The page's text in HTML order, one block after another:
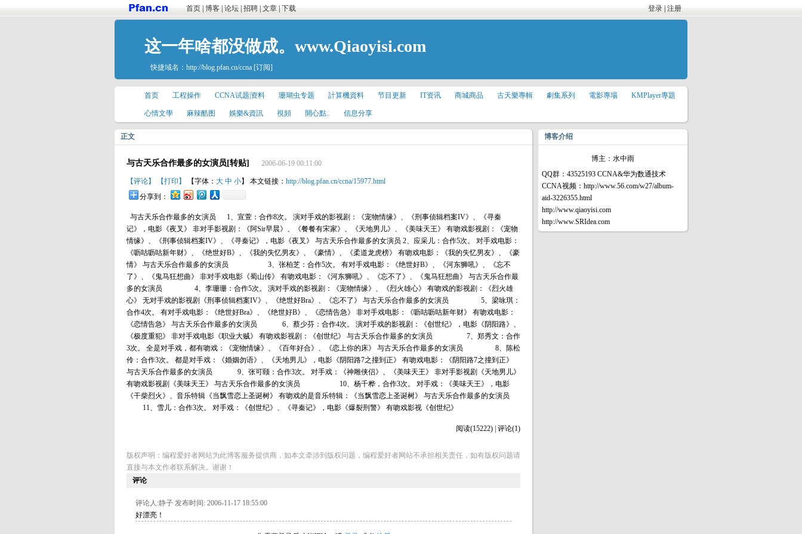
登录 注册
首页 博客 论坛 招聘 文章 下载
这一年啥都没做成。www.Qiaoyisi.com
快捷域名： http://blog.pfan.cn/ccna [订阅]
首页 工程操作 CCNA试题|资料 珊瑚虫专题 計算機資料 节目更新 IT资讯 商城商品 古天樂專輯 劇集系列 電影專場 KMPlayer專題
心情文學 麻辣酷图 娛樂&資訊 視頻 開心點.. 信息分享
博客介绍
博主：水中雨
QQ群：43525193 CCNA&华为数通技术
CCNA视频：http://www.56.com/w27/album-
aid-3226355.html
http://www.qiaoyisi.com
http://www.SRIdea.com
正文
与古天乐合作最多的女演员[转贴] 2006-06-19 00:11:00
【评论】 【打印】 【字体： 大 中 小】 本文链接： http://blog.pfan.cn/ccna/15977.html
分享到：
与古天乐合作最多的女演员 1、宣萱：合作8次。 演对手戏的影视剧：《宠物情缘》、《刑事侦辑档案IV》、《寻秦
记》，电影《夜叉》 非对手影视剧：《阿Sir早晨》、《餐餐有宋家》、《天地男儿》、《美味天王》 有吻戏影视剧：《宠物
情缘》、《刑事侦辑档案IV》、《寻秦记》，电影《夜叉》 与古天乐合作最多的女演员 2、应采儿：合作5次。 对手戏电影：
《呖咕呖咕新年财》、《绝世好B》、《我的失忆男友》、《豪情》、《柔道龙虎榜》 有吻戏电影：《我的失忆男友》、《豪
情》 与古天乐合作最多的女演员 3、张柏芝：合作5次。 有对手戏电影：《绝世好B》、《河东狮吼》、《忘不
了》、《鬼马狂想曲》 非对手戏电影《蜀山传》 有吻戏电影：《河东狮吼》、《忘不了》、《鬼马狂想曲》 与古天乐合作最
多的女演员 4、李珊珊：合作5次。 演对手戏的影视剧：《宠物情缘》、《烈火雄心》 有吻戏的影视剧：《烈火雄
心》 无对手戏的影视剧《刑事侦辑档案IV》、《绝世好Bra》、《忘不了》 与古天乐合作最多的女演员 5、梁咏琪：
合作4次。 有对手戏电影：《绝世好Bra》、《绝世好B》、《恋情告急》 非对手戏电影：《呖咕呖咕新年财》 有吻戏电影：
《恋情告急》 与古天乐合作最多的女演员 6、蔡少芬：合作4次。 演对手戏的影视剧：《创世纪》，电影《阴阳路》、
《极度重犯》 非对手戏电影《职业大贼》 有吻戏影视剧：《创世纪》 与古天乐合作最多的女演员 7、郑秀文：合作
3次。 全是对手戏，都有吻戏：《宠物情缘》、《百年好合》、《恋上你的床》 与古天乐合作最多的女演员 8、陈松
伶：合作3次。 都是对手戏：《婚姻勿语》、《天地男儿》，电影《阴阳路7之撞到正》 有吻戏电影：《阴阳路7之撞到正》
与古天乐合作最多的女演员 9、张可颐：合作3次。 对手戏：《神雕侠侣》、《美味天王》 非对手影视剧《天地男儿》
有吻戏影视剧《美味天王》 与古天乐合作最多的女演员 10、杨千桦，合作3次。 对手戏：《美味天王》，电影
《干柴烈火》、音乐特辑《当飘雪恋上圣诞树》 有吻戏的是音乐特辑：《当飘雪恋上圣诞树》 与古天乐合作最多的女演员
11、雪儿：合作3次。 对手戏：《创世纪》、《寻秦记》，电影《爆裂刑警》 有吻戏影视《创世纪》
阅读(15222) | 评论(1)
版权声明：编程爱好者网站为此博客服务提供商，如本文牵涉到版权问题，编程爱好者网站不承担相关责任，如有版权问题请
直接与本文作者联系解决。谢谢！
评论
评论人:静子 发布时间: 2006-11-17 18:55:00
好漂亮！